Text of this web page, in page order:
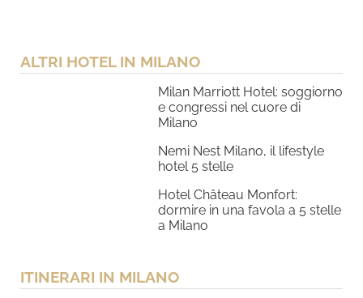
ALTRI HOTEL IN MILANO
Milan Marriott Hotel: soggiorno
e congressi nel cuore di
Milano
Nemi Nest Milano, il lifestyle
hotel 5 stelle
Hotel Château Monfort:
dormire in una favola a 5 stelle
a Milano
ITINERARI IN MILANO